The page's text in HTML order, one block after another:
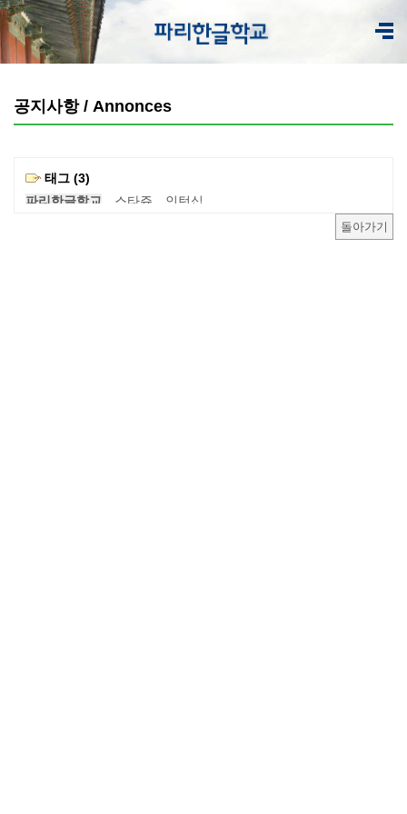
공지사항 / Annonces
태그 (3)
파리한글학교
스타쥬 인턴십
돌아가기